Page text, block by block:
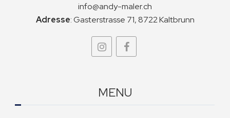
info@andy-maler.ch
Adresse:Gasterstrasse 71, 8722 Kaltbrunn
MENU